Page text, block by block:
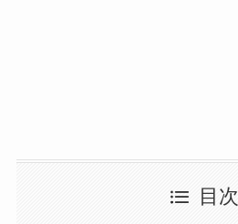
目次